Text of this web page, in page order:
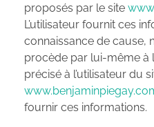
proposés par le site
L’utilisateur fournit ces
connaissance de cause,
procède par lui-même à
précisé à l’utilisateur du
fournir ces informations.